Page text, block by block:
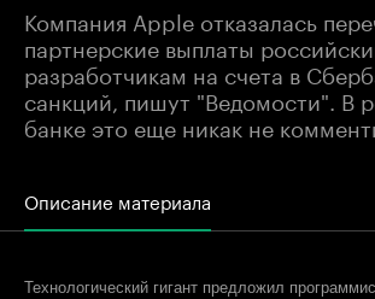
Компания Apple отказалась
партнерские выплаты
разработчикам на счета в
санкций, пишут "Ведомости". В
банке это еще никак не
Описание материала
Технологический гигант предложил